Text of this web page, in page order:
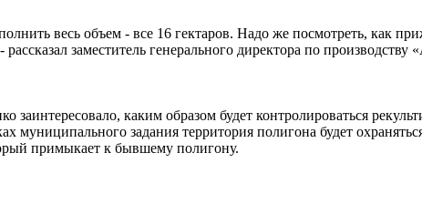
весь объем - все 16 гектаров. Надо же посмотреть, как
заместитель генерального директора по
каким образом будет контролироваться
задания территория полигона будет
примыкает к бывшему полигону.